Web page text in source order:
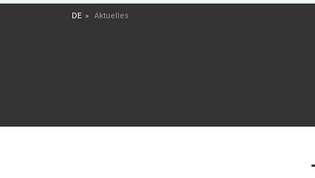
DE Aktuelles